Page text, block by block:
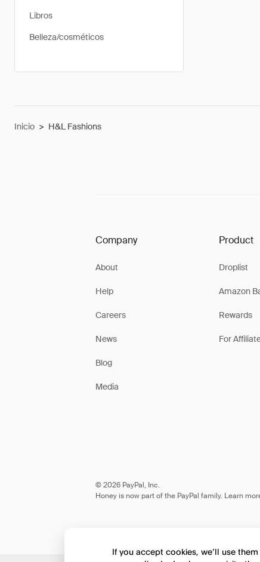
Libros
Belleza/cosméticos
Inicio > H&L Fashions
Company
About
Help
Careers
News
Blog
Media
Product
Droplist
Amazon
Rewards
For
© 2026 PayPal, Inc.
Honey is now part of the PayPal family. Learn
If you accept cookies, we’ll use